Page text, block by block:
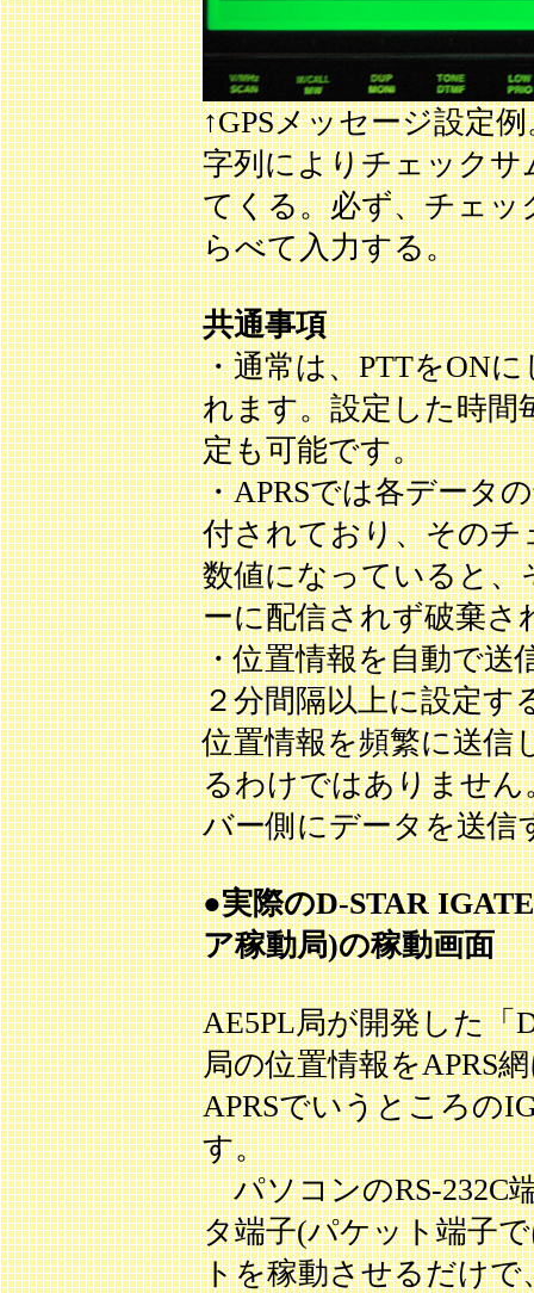
↑GPSメッセージ設定
字列によりチェック
てくる。必ず、チェッ
らべて入力する。
共通事項
・通常は、PTTをON
れます。設定した時間
定も可能です。
・APRSでは各データ
付されており、その
数値になっていると、
ーに配信されず破棄さ
・位置情報を自動で送
２分間隔以上に設定す
位置情報を頻繁に送信
るわけではありません
バー側にデータを送
●実際のD-STAR
ア稼動局)の稼動画面
AE5PL局が開発した「
局の位置情報をAPRS
APRSでいうところの
す。
パソコンのRS-232C
タ端子(パケット端子
トを稼動させるだけ